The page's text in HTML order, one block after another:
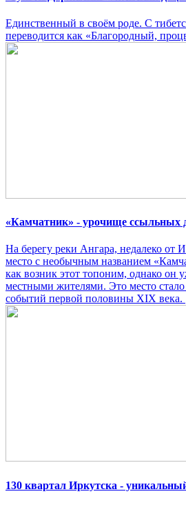
Единственный в своём роде. С
переводится как «Благородный,
«Камчатник» - урочище ссыльных
На берегу реки Ангара, недалеко от
место с необычным названием
как возник этот топоним, однако он
местными жителями. Это место
событий первой половины XIX века.
130 квартал Иркутска -